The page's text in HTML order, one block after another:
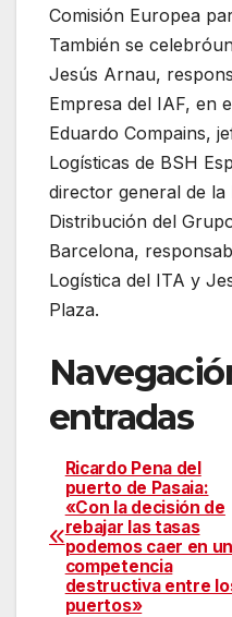
Comisión Europea
También se
Jesús Arnau,
Empresa del IAF, en
Eduardo Compains,
Logísticas de BSH
director general de la
Distribución del
Barcelona,
Logística del ITA y
Plaza.
entradas
Ricardo Pena del
puerto de Pasaia:
«Con la decisión de
rebajar las tasas
podemos caer en
competencia
destructiva entre
puertos»